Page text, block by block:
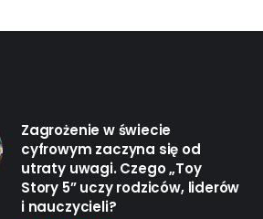
Zagrożenie w świecie
cyfrowym zaczyna się od
utraty uwagi. Czego „Toy
Story 5” uczy rodziców, liderów
i nauczycieli?